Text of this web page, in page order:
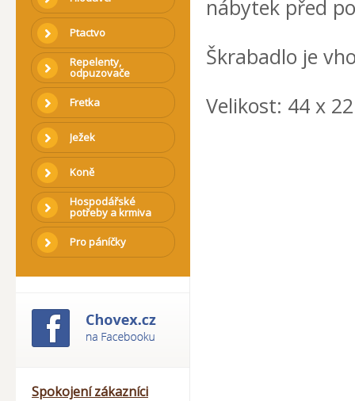
Ptactvo
Repelenty,
odpuzovače
Fretka
Ježek
Koně
Hospodářské
potřeby a krmiva
Pro páníčky
Spokojení zákazníci
nábytek před
Škrabadlo je
Velikost: 44 x